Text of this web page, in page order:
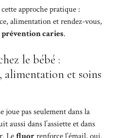
approche pratique :
alimentation et rendez-vous,
prévention caries.
le bébé :
et soins
joue pas seulement dans la
aussi dans l’assiette et dans